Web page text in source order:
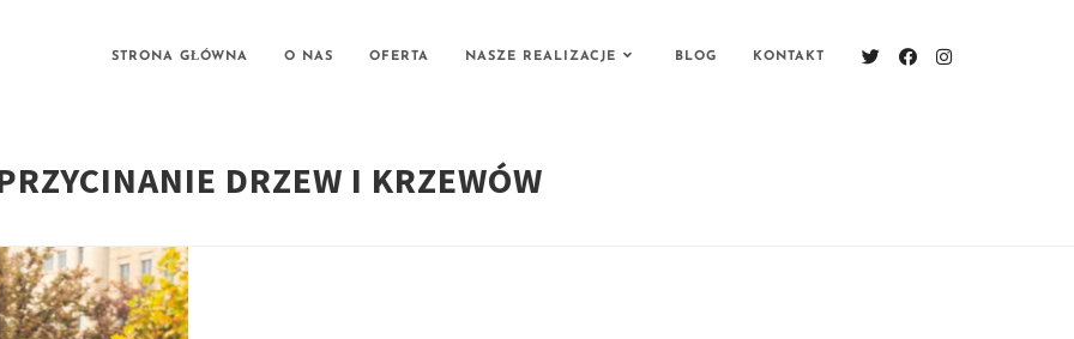
STRONA GŁÓWNA O NAS OFERTA NASZE REALIZACJE BLOG KONTAKT
DRZEW I KRZEWÓW